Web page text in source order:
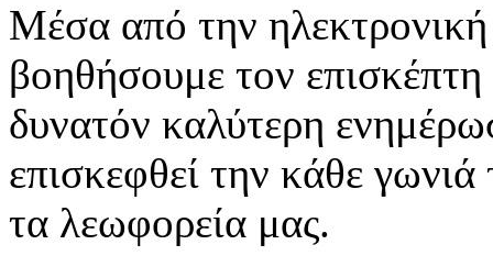
Μέσα από την ηλεκτρονική
βοηθήσουμε τον
δυνατόν καλύτερη
επισκεφθεί την κάθε
τα λεωφορεία μας.